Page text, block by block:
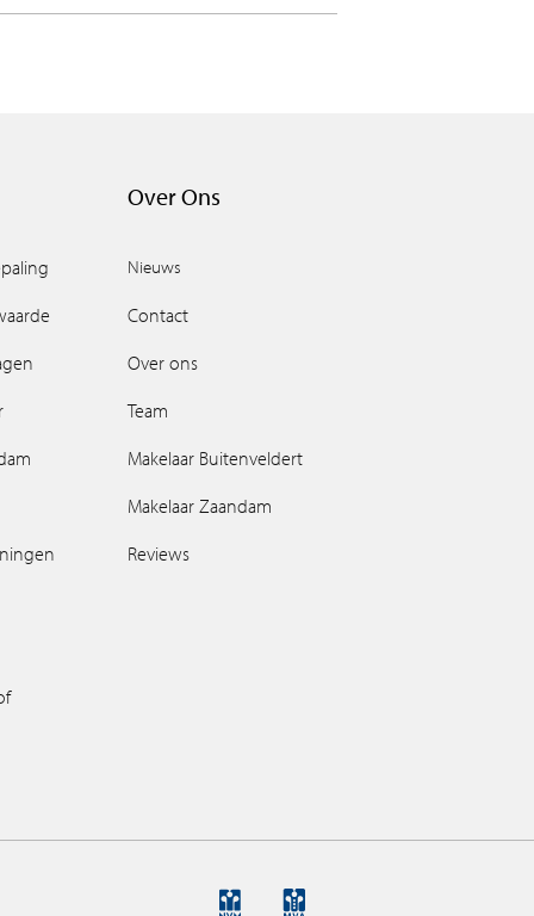
Over Ons
Nieuws
Contact
Over ons
Team
Makelaar Buitenveldert
Makelaar Zaandam
Reviews